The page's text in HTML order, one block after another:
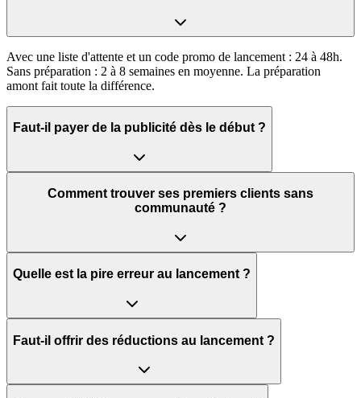
Avec une liste d'attente et un code promo de lancement : 24 à 48h.
Sans préparation : 2 à 8 semaines en moyenne. La préparation
amont fait toute la différence.
Faut-il payer de la publicité dès le début ?
Comment trouver ses premiers clients sans
communauté ?
Quelle est la pire erreur au lancement ?
Faut-il offrir des réductions au lancement ?